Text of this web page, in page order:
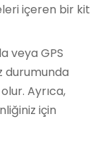
içeren bir kit
veya GPS
durumunda
Ayrıca,
için